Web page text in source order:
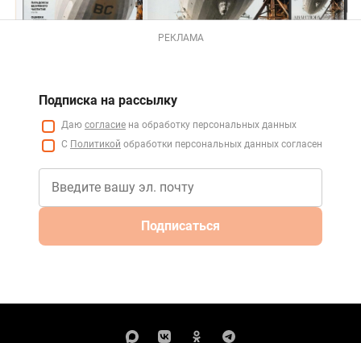
РЕКЛАМА
Подписка на рассылку
Даю согласие на обработку персональных данных
С Политикой обработки персональных данных согласен
Подписаться